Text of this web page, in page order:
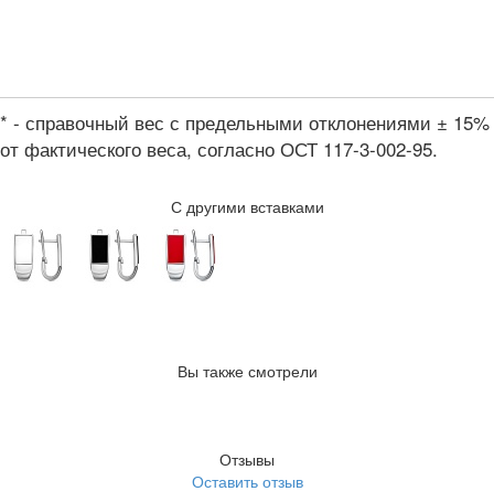
* - справочный вес с предельными отклонениями ± 15%
от фактического веса, согласно ОСТ 117-3-002-95.
С другими вставками
Вы также смотрели
Отзывы
Оставить отзыв